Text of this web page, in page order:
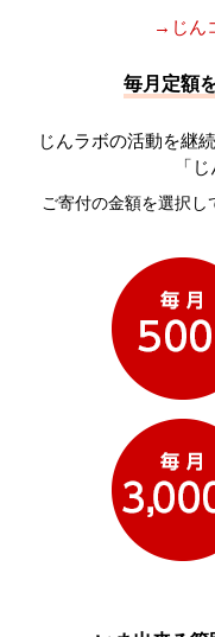
→じん
毎月定額
じんラボの活動を継
「
ご寄付の金額を選択し